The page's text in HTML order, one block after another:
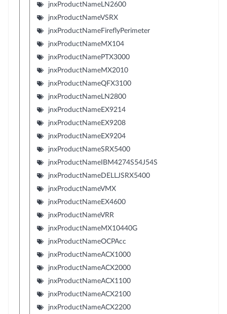
jnxProductNameLN2600
jnxProductNameVSRX
jnxProductNameFireflyPerimeter
jnxProductNameMX104
jnxProductNamePTX3000
jnxProductNameMX2010
jnxProductNameQFX3100
jnxProductNameLN2800
jnxProductNameEX9214
jnxProductNameEX9208
jnxProductNameEX9204
jnxProductNameSRX5400
jnxProductNameIBM4274S54J54S
jnxProductNameDELLJSRX5400
jnxProductNameVMX
jnxProductNameEX4600
jnxProductNameVRR
jnxProductNameMX10440G
jnxProductNameOCPAcc
jnxProductNameACX1000
jnxProductNameACX2000
jnxProductNameACX1100
jnxProductNameACX2100
jnxProductNameACX2200